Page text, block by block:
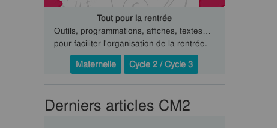
Tout pour la rentrée
Outils, programmations, affiches, textes…
pour faciliter l'organisation de la rentrée.
Maternelle
Cycle 2 / Cycle 3
Derniers articles CM2